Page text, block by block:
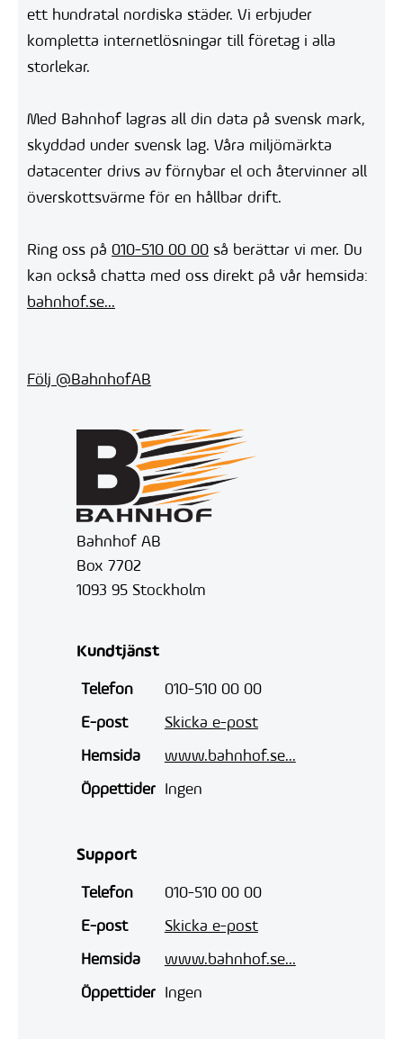
ett hundratal nordiska städer. Vi erbjuder
kompletta internetlösningar till företag i alla
storlekar.
Med Bahnhof lagras all din data på svensk mark,
skyddad under svensk lag. Våra miljömärkta
datacenter drivs av förnybar el och återvinner all
överskottsvärme för en hållbar drift.
Ring oss på 010-510 00 00 så berättar vi mer. Du
kan också chatta med oss direkt på vår hemsida:
bahnhof.se...
Följ @BahnhofAB
Bahnhof AB
Box 7702
1093 95 Stockholm
Kundtjänst
Telefon
010-510 00 00
E-post
Skicka e-post
Hemsida
www.bahnhof.se...
Öppettider Ingen
Support
Telefon
010-510 00 00
E-post
Skicka e-post
Hemsida
www.bahnhof.se...
Öppettider Ingen